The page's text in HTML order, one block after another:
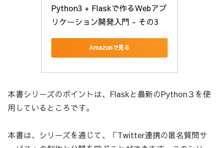
Python3 + Flaskで作るWebアプ
リケーション開発入門 - その3
Amazonで見る
本書シリーズのポイントは、Flaskと最新のPython３を使
用しているところです。
本書は、シリーズを通じて、「Twitter連携の匿名質問サ